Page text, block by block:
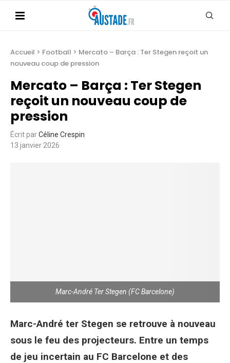
Accueil > Football > Mercato – Barça : Ter Stegen reçoit un
nouveau coup de pression
Mercato – Barça : Ter Stegen
reçoit un nouveau coup de
pression
Écrit parCéline Crespin
13 janvier 2026
Marc-André Ter Stegen (FC Barcelone)
Marc-André ter Stegen se retrouve à nouveau
sous le feu des projecteurs. Entre un temps
de jeu incertain au FC Barcelone et des